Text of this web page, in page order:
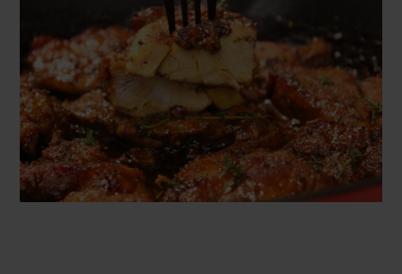
Smoothies
Ceva Dulce
Biscuiți, Bomboane și
Fursecuri
Brioșe și Checuri
Budinci, Jeleuri și Sufleuri